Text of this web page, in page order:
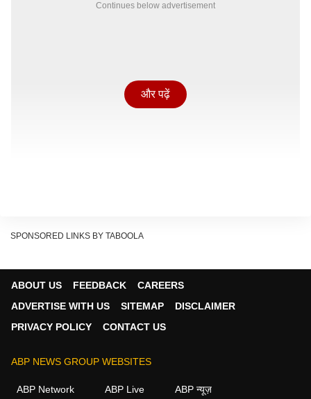
Continues below advertisement
Key points generated by AI, verified by newsroom
जानकारी के मुताबिक, शादी समारोह पूरी धूमधाम से चल रहा था.
और पढ़ें
SPONSORED LINKS BY TABOOLA
ABOUT US FEEDBACK
CAREERS
ADVERTISE WITH US
SITEMAP
DISCLAIMER
PRIVACY POLICY
CONTACT US
ABP NEWS GROUP WEBSITES
ABP Network ABP Live ABP न्यूज़